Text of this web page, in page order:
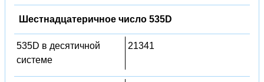
Шестнадцатеричное число 535D
535D в десятичной
системе
21341